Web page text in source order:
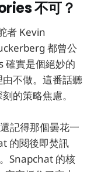
不可？
者 Kevin
都曾公
確實是個絕妙的
不做。這番話聽
的策略焦慮。
記得那個曇花一
的閱後即焚訊
Snapchat 的核